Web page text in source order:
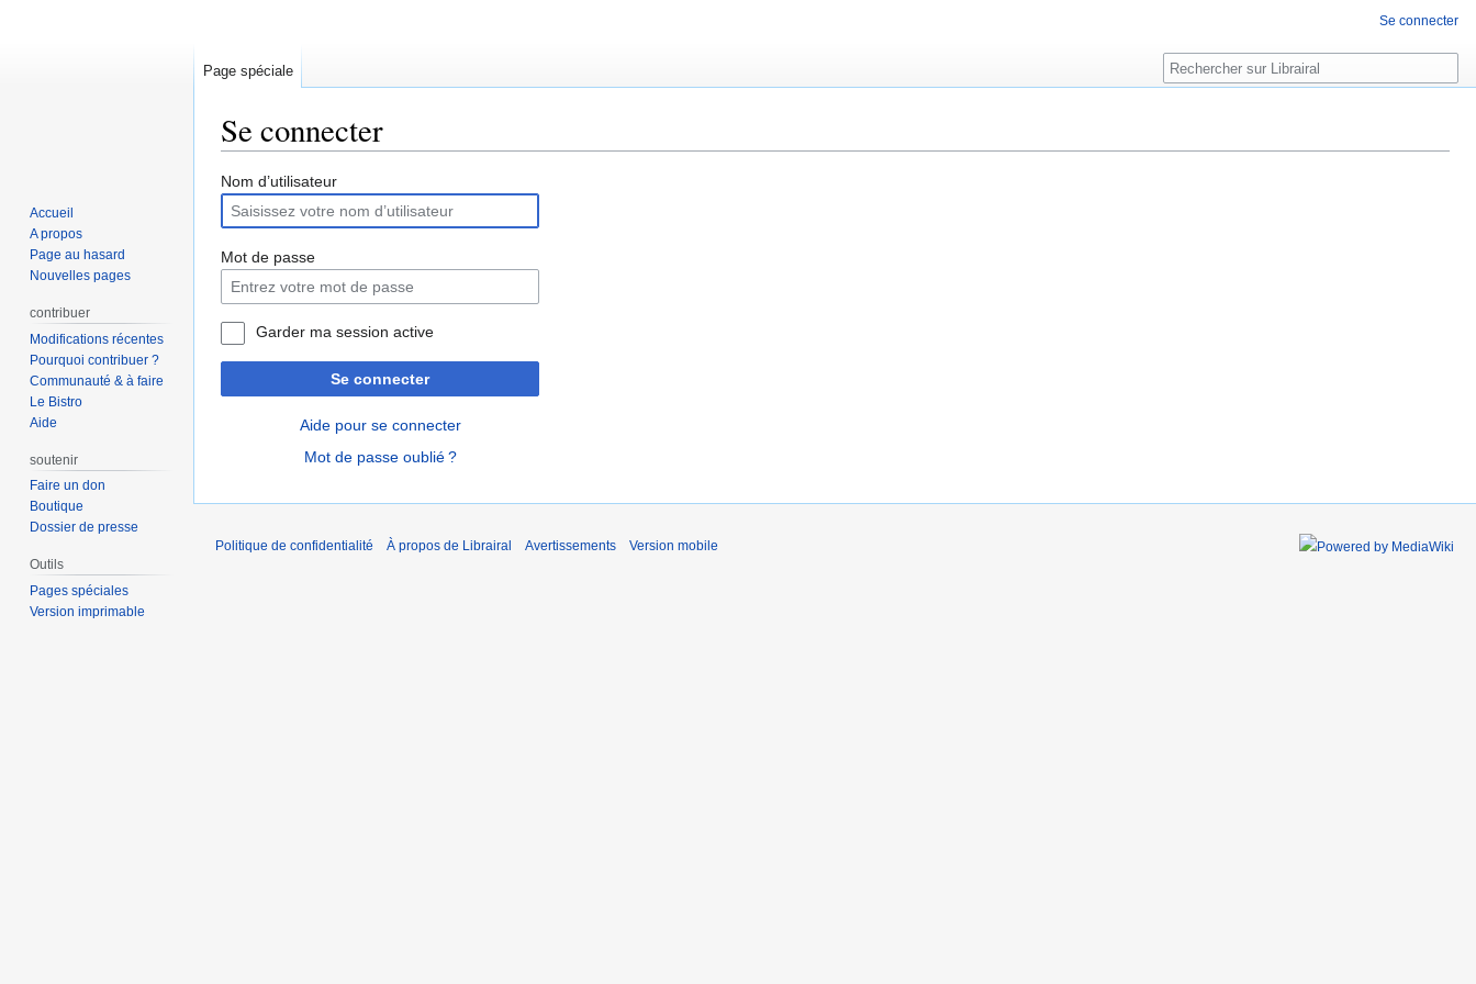
Se connecter
Aller
la
navigation
Aller
la
recherche
Nom d’utilisateur
Mot de passe
Garder ma session active
Se connecter
Aide pour se connecter
Mot de passe oublié ?
Se connecter
Page spéciale Rechercher
Accueil
A propos
Page au hasard
Nouvelles pages
contribuer
Modifications récentes
Pourquoi contribuer ?
Communauté & à faire
Le Bistro
Aide
soutenir
Faire un don
Boutique
Dossier de presse
Outils
Pages spéciales
Version imprimable
Politique de confidentialité À propos de Librairal Avertissements Version mobile